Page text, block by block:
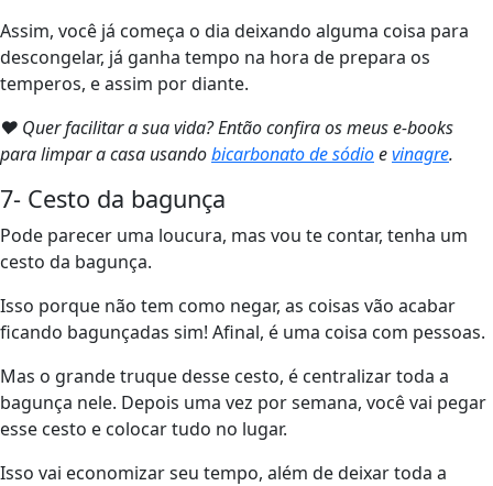
Assim, você já começa o dia deixando alguma coisa para
descongelar, já ganha tempo na hora de prepara os
temperos, e assim por diante.
❤ Quer facilitar a sua vida? Então confira os meus e-books
para limpar a casa usandobicarbonato de sódioevinagre.
7- Cesto da bagunça
Pode parecer uma loucura, mas vou te contar, tenha um
cesto da bagunça.
Isso porque não tem como negar, as coisas vão acabar
ficando bagunçadas sim! Afinal, é uma coisa com pessoas.
Mas o grande truque desse cesto, é centralizar toda a
bagunça nele. Depois uma vez por semana, você vai pegar
esse cesto e colocar tudo no lugar.
Isso vai economizar seu tempo, além de deixar toda a